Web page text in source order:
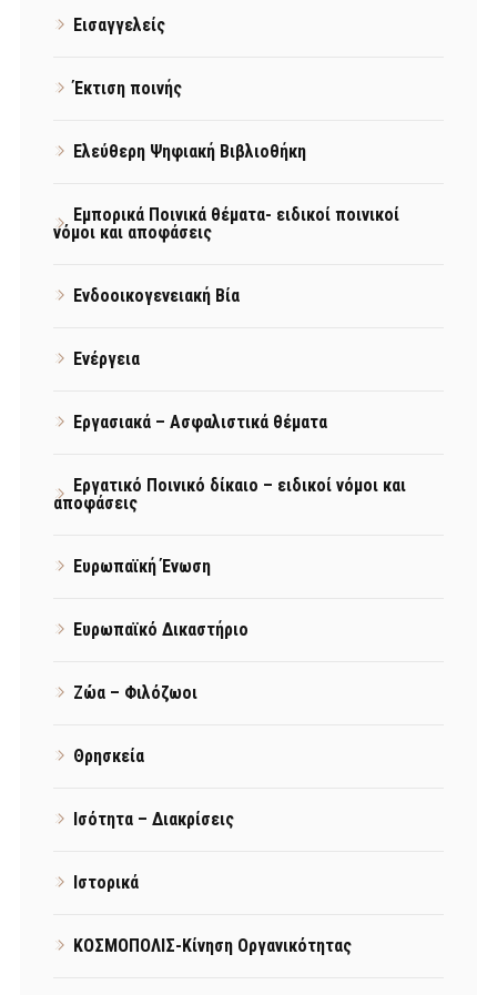
Εισαγγελείς
Έκτιση ποινής
Ελεύθερη Ψηφιακή Βιβλιοθήκη
Εμπορικά Ποινικά θέματα- ειδικοί ποινικοί
νόμοι και αποφάσεις
Ενδοοικογενειακή Βία
Ενέργεια
Εργασιακά – Ασφαλιστικά θέματα
Εργατικό Ποινικό δίκαιο – ειδικοί νόμοι και
αποφάσεις
Ευρωπαϊκή Ένωση
Ευρωπαϊκό Δικαστήριο
Ζώα – Φιλόζωοι
Θρησκεία
Ισότητα – Διακρίσεις
Ιστορικά
ΚΟΣΜΟΠΟΛΙΣ-Κίνηση Οργανικότητας